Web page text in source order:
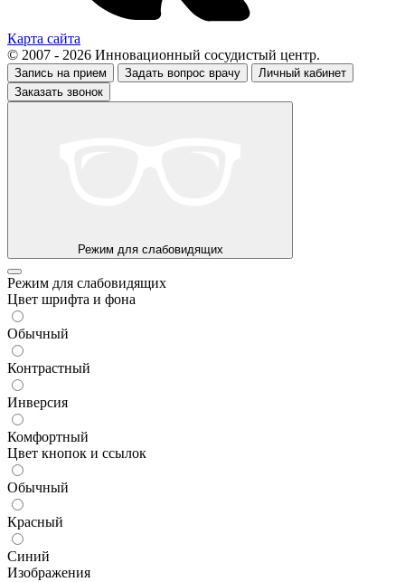
Карта сайта
© 2007 - 2026 Инновационный сосудистый центр.
Запись на прием Задать вопрос врачу
Личный кабинет
Заказать звонок
Режим для слабовидящих
Режим для слабовидящих
Цвет шрифта и фона
Обычный
Контрастный
Инверсия
Комфортный
Цвет кнопок и ссылок
Обычный
Красный
Синий
Изображения